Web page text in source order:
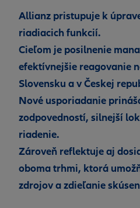
Allianz pristupuje k
riadiacich funkcií.
Cieľom je posilnenie
efektívnejšie reagovanie
Slovensku a v Českej
Nové usporiadanie
zodpovedností, silnejší
riadenie.
Zároveň reflektuje aj
oboma trhmi, ktorá
zdrojov a zdieľanie